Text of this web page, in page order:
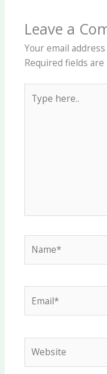
Leave a
Your email
Required fields
here..